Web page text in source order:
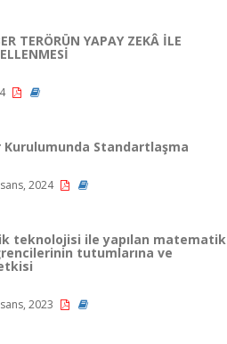
TERÖRÜN YAPAY ZEKÂ İLE
Standartlaşma
2024
teknolojisi ile yapılan matematik
tutumlarına ve
2023